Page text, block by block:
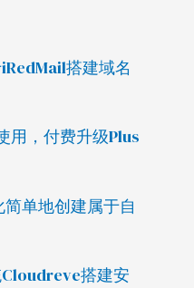
搭建域名
用，付费升级Plus
单地创建属于自
搭建安